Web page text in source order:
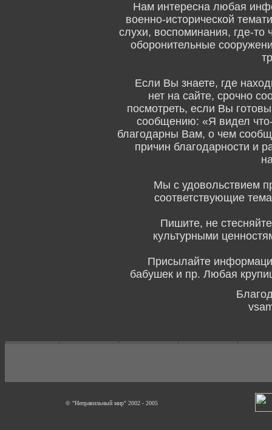
Нам интересна любая
военно-исторической
слухи, воспоминания, где-то
оборонительные
Если Вы знаете, где
нет на сайте, срочно
посмотреть, если Вы
сообщению: «Я видел
благодарны Вам, о чем
причин благодарности и
Мы с удовольствием
соответствующие
Пишите, не
культурными
Присылайте
бабушек и пр. Любая
© "Неправильный мир" 2002 - 2005